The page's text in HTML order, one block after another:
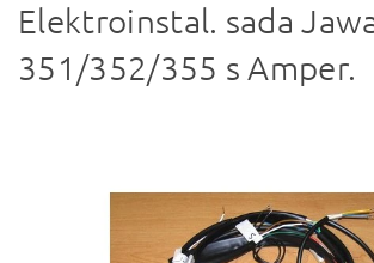
Elektroinstal. sada
351/352/355 s Amper.